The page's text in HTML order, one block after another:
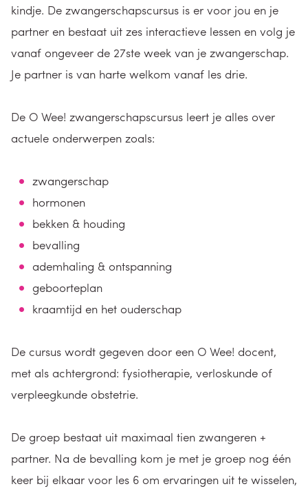
kindje. De zwangerschapscursus is er voor jou en je
partner en bestaat uit zes interactieve lessen en volg je
vanaf ongeveer de 27ste week van je zwangerschap.
Je partner is van harte welkom vanaf les drie.
De O Wee! zwangerschapscursus leert je alles over
actuele onderwerpen zoals:
zwangerschap
hormonen
bekken & houding
bevalling
ademhaling & ontspanning
geboorteplan
kraamtijd en het ouderschap
De cursus wordt gegeven door een O Wee! docent,
met als achtergrond: fysiotherapie, verloskunde of
verpleegkunde obstetrie.
De groep bestaat uit maximaal tien zwangeren +
partner. Na de bevalling kom je met je groep nog één
keer bij elkaar voor les 6 om ervaringen uit te wisselen,